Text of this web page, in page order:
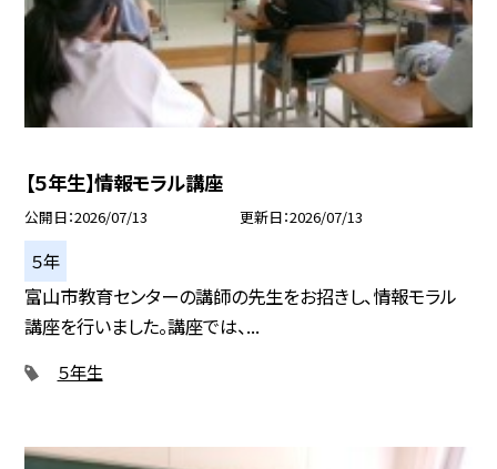
【５年生】情報モラル講座
公開日 2026/07/13 更新日 2026/07/13
５年
富山市教育センターの講師の先生をお招きし、情報モラル
講座を行いました。講座では、...
５年生